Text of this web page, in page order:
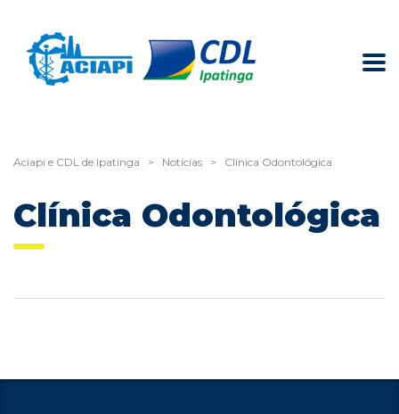
Aciapi e CDL de Ipatinga > Notícias > Clínica Odontológica
Clínica Odontológica